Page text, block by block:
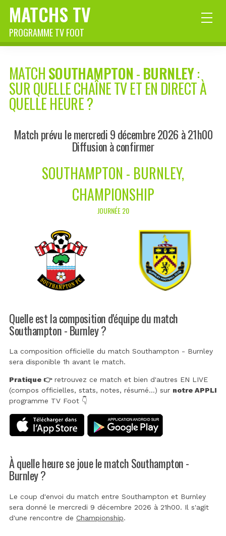
MATCHS TV
PROGRAMME TV FOOT
MATCHSOUTHAMPTON-BURNLEY:
SUR QUELLE CHAÎNE TV ET EN DIRECT À
QUELLE HEURE ?
Match prévu le mercredi 9 décembre 2026 à 21h00
Diffusion à confirmer
SOUTHAMPTON - BURNLEY,
CHAMPIONSHIP
JOURNÉE 20
Quelle est la composition d'équipe du match
Southampton - Burnley ?
La composition officielle du match Southampton - Burnley
sera disponible 1h avant le match.
Pratique 👉retrouvez ce match et bien d'autres EN LIVE
(compos officielles, stats, notes, résumé...) sur notre APPLI
programme TV Foot 👇
À quelle heure se joue le match Southampton -
Burnley ?
Le coup d'envoi du match entre Southampton et Burnley
sera donné le mercredi 9 décembre 2026 à 21h00. Il s'agit
d'une rencontre de Championship.